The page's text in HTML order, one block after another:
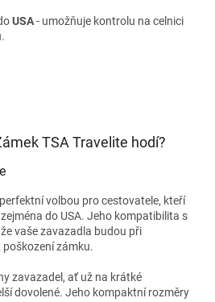
USA- umožňuje kontrolu na celnici
TSA Travelite hodí?
volbou pro cestovatele, kteří
do USA. Jeho kompatibilita s
vaše zavazadla budou při
poškození zámku.
zavazadel, ať už na krátké
dovolené. Jeho kompaktní rozměry